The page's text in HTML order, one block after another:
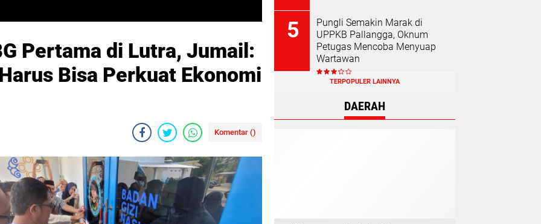
Pertama di Lutra, Jumail:
Bisa Perkuat Ekonomi
Komentar ()
Pungli Semakin Marak di
UPPKB Pallangga, Oknum
Petugas Mencoba Menyuap
Wartawan
TERPOPULER LAINNYA
DAERAH